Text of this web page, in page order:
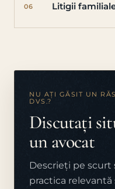
06 Litigii
NU AȚI GĂSIT UN
DVS.?
Discutați
un avocat
Descrieți pe
practica